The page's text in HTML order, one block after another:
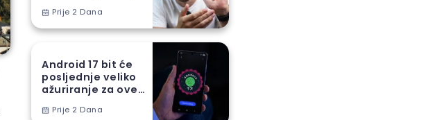
Prije 2 Dana
Android 17 bit će
posljednje veliko
ažuriranje za ove
Prije 2 Dana